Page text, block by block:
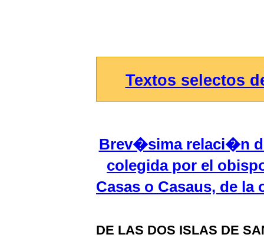
Textos selectos
Brev�sima relaci�n
colegida por el
Casas o Casaus, de
DE LAS DOS ISLAS DE